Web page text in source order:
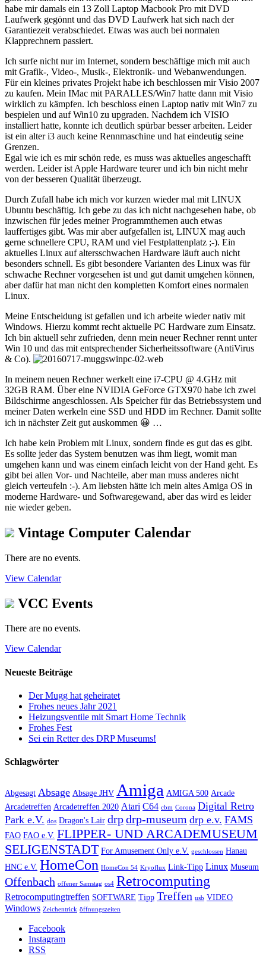
habe mir damals ein 13 Zoll Laptop Macbook Pro mit DVD
Laufwerk gegönnt und das DVD Laufwerk hat sich nach der
Garantiezeit verabschiedet. Etwas was auch bei normalen
Klapprechnern passiert.
Ich surfe nicht nur im Internet, sondern beschäftige mich mit auch
mit Grafik-, Video-, Musik-, Elektronik- und Webanwendungen.
Für ein kleines privates Projekt habe ich beschlossen mir Visio 2007
zu kaufen. Mein IMac mit PARALLES/Win7 hatte dann mit Visio
wirklich zu kämpfen. Ich beschloss einen Laptop nativ mit Win7 zu
bespielen und auf Win10 zu upgraden. Nachdem ich VISIO
installiert hatte, konnte ich deutlich spürbar besser arbeiten. Leider
ist ein alter i3 auch keine Rennmaschine und hat eindeutig seine
Grenzen.
Egal wie ich es mir schön rede, es muss was aktuelles angeschafft
werden. Leider ist Apple Hardware teurer und ich bin nicht mehr
von der besseren Qualität überzeugt.
Durch Zufall habe ich mich vor kurzen wieder mal mit LINUX
Ubuntu beschäftig. Ich gebe zu das ich nicht nachgesehen habe, ob
inzwischen für jedes meiner Programmthemen auch etwas
lauffertiges gibt. Was mir aber aufgefallen ist, LINUX mag auch
gerne schnellere CPU, RAM und viel Festplattenplatz ;-). Ein
aktuelles Linux auf altersschwachen Hardware läuft auch nicht
besonders schnell. Es gibt besondere Varianten des Linux was für
schwache Rechner vorgesehen ist und gut damit umgehen können,
aber dafür hat man nicht den kompletten Komfort eines normalen
Linux.
Meine Entscheidung ist gefallen und ich arbeite wieder nativ mit
Windows. Hierzu kommt recht aktuelle PC Hardware zum Einsatz.
Ich bin aktuell sehr zufrieden, denn mein neuer Rechner rennt unter
Win 10 und das mit entsprechender Sicherheitssoftware (AntiVirus
& Co).
In meinem neuen Rechner werkelt eine i7-CPU @ 4.GHz mit
32GB RAM. Über eine NVIDIA GeForce GTX970 habe ich zwei
Bildschirme angeschlossen. Als Speicher für das Betriebssystem und
meiner Daten werkeln eine SSD und HDD im Rechner. Damit sollte
ich in nächster Zeit gut auskommen 😀 …
Ich habe kein Problem mit Linux, sondern finde es gut das es gibt.
Es sollte jeder das System benutzen was ihm liegt, womit man
umgehen kann und was einem einfach leicht von der Hand geht. Es
gibt bei allen Vor- und Nachteile, aber man muss anderes nicht
gleich verteufeln :-). Am liebsten hätte ich mein altes Amiga OS in
moderne Hardware- und Softwaregewand, aber das wird es leider
nie wieder geben.
Vintage Computer Calendar
There are no events.
View Calendar
VCC Events
There are no events.
View Calendar
Neueste Beiträge
Der Mugg hat geheiratet
Frohes neues Jahr 2021
Heizungsventile mit Smart Home Technik
Frohes Fest
Sei ein Retter des DRP Museums!
Schlagwörter
Abgesagt Absage Absage JHV Amiga AMIGA 500 Arcade
Arcadetreffen Arcadetreffen 2020 Atari C64 cbm Corona Digital Retro
Park e.V. dos Dragon's Lair drpdrp-museum drp e.v. FAMS
FAO FAO e.V. FLIPPER- UND ARCADEMUSEUM
SELIGENSTADT For Amusement Only e.V. geschlossen Hanau
HNC e.V. HomeCon HomeCon 54 Kryoflux Link-Tipp Linux Museum
Offenbach offener Samstag os4 Retrocomputing
Retrocomputingtreffen SOFTWARE Tipp Treffen usb VIDEO
Windows Zeichentrick öffnungszeiten
Facebook
Instagram
RSS